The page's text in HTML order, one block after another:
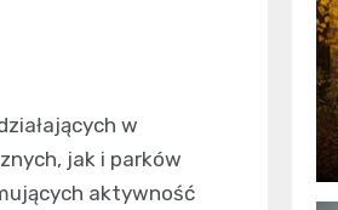
w
jak i parków
aktywność